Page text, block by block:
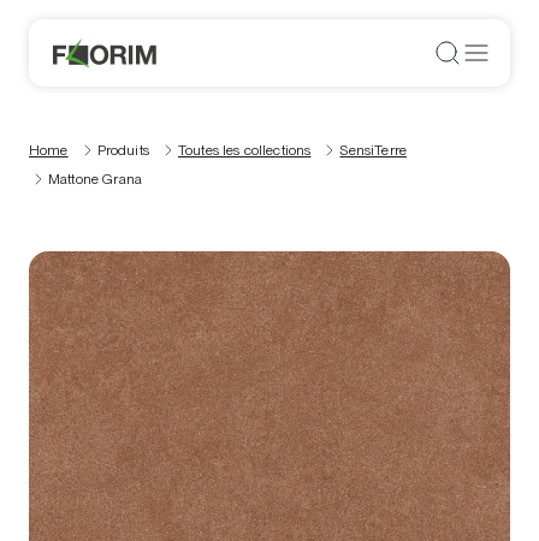
Home Produits Toutes les collections
SensiTerre
Mattone Grana